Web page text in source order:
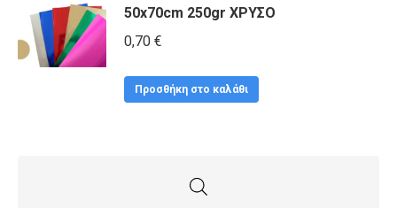
έχει
Οι
επιλεγούν
50x70cm 250gr ΧΡΥΣΟ
0,70 €
Προσθήκη στο καλάθι